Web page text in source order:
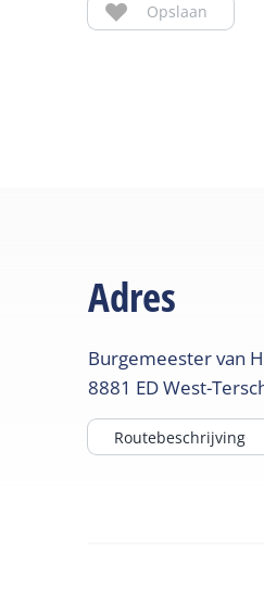
Opslaan
Adres
Burgemeester van
8881 EDWest-
Routebeschrijving